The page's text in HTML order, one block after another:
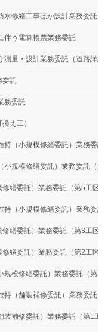
水修繕工事ほか設計業務委託
伴う電算帳票業務委託
測量・設計業務委託（道路詳細
委託
務委託
え工）
持（小規模修繕委託）業務委託
小規模修繕委託）業務委託（第
繕委託）業務委託（第5工区）
持（小規模修繕委託）業務委託
繕委託）業務委託（第3工区）
繕委託）業務委託（第2工区）
規模修繕委託）業務委託（第1
持（舗装補修委託）業務委託（
装補修委託）業務委託（第1工